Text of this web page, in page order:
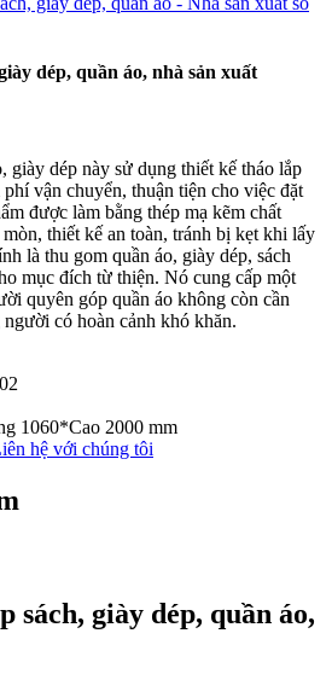
dép, quần áo, nhà sản xuất
giày dép này sử dụng thiết kế tháo lắp
vận chuyển, thuận tiện cho việc đặt
được làm bằng thép mạ kẽm chất
thiết kế an toàn, tránh bị kẹt khi lấy
là thu gom quần áo, giày dép, sách
mục đích từ thiện. Nó cung cấp một
quyên góp quần áo không còn cần
có hoàn cảnh khó khăn.
1060*Cao 2000 mm
hệ với chúng tôi
sách, giày dép, quần áo,